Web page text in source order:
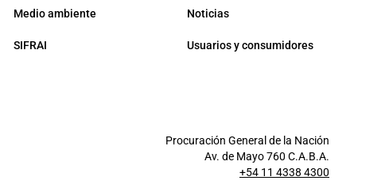
Medio ambiente Noticias
SIFRAI Usuarios y consumidores
Procuración General de la Nación
Av. de Mayo 760 C.A.B.A.
+54 11 4338 4300